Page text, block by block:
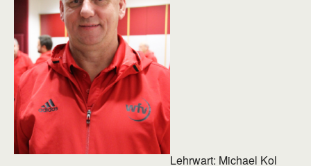
Lehrwart: Michael Kol